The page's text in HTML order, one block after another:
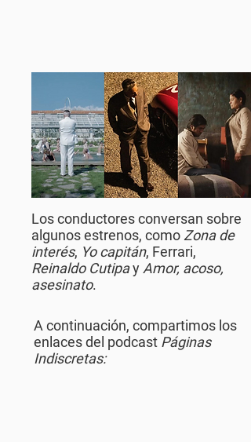
Los conductores conversan sobre
algunos estrenos, como Zona de
interés, Yo capitán, Ferrari,
Reinaldo Cutipay Amor, acoso,
asesinato.
A continuación, compartimos los
enlaces del podcast Páginas
Indiscretas: